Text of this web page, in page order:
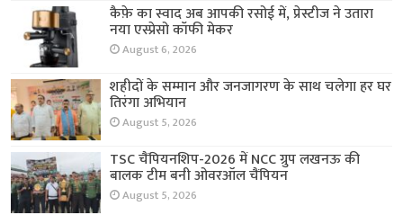
कैफ़े का स्वाद अब आपकी रसोई में, प्रेस्टीज ने उतारा
नया एस्प्रेसो कॉफी मेकर
August 6, 2026
शहीदों के सम्मान और जनजागरण के साथ चलेगा हर घर
तिरंगा अभियान
August 5, 2026
TSC चैंपियनशिप-2026 में NCC ग्रुप लखनऊ की
बालक टीम बनी ओवरऑल चैंपियन
August 5, 2026